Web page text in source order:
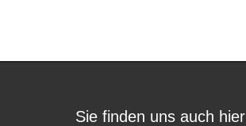
Sie finden uns auch hier